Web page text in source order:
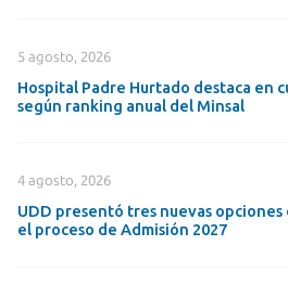
5 agosto, 2026
Hospital Padre Hurtado destaca en
según ranking anual del Minsal
4 agosto, 2026
UDD presentó tres nuevas
el proceso de Admisión 2027